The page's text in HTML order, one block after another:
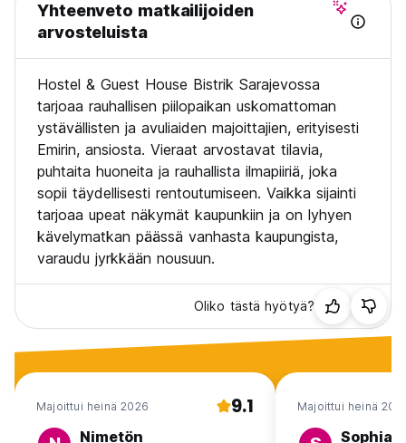
Yhteenveto matkailijoiden
arvosteluista
Hostel & Guest House Bistrik Sarajevossa
tarjoaa rauhallisen piilopaikan uskomattoman
ystävällisten ja avuliaiden majoittajien, erityisesti
Emirin, ansiosta. Vieraat arvostavat tilavia,
puhtaita huoneita ja rauhallista ilmapiiriä, joka
sopii täydellisesti rentoutumiseen. Vaikka sijainti
tarjoaa upeat näkymät kaupunkiin ja on lyhyen
kävelymatkan päässä vanhasta kaupungista,
varaudu jyrkkään nousuun.
Oliko tästä hyötyä?
Majoittui heinä 2026 9.1
Nimetön
Majoittui heinä
Sophia